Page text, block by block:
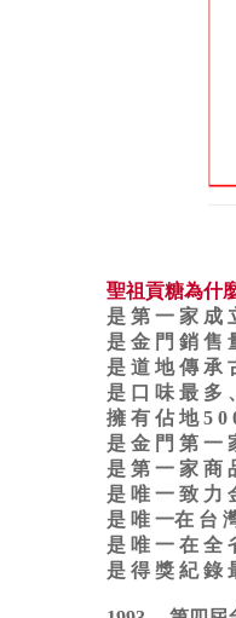
聖祖貢糖為什
是 第 一 家 成
是 金 門 銷 售
是 道 地 傳 承
是 口 味 最 多
擁 有 佔 地 5 0
是 金 門 第 一
是 第 一 家 商
是 唯 一 致 力
是 唯 一在 台
是 唯 一 在 全
是 得 獎 紀 錄